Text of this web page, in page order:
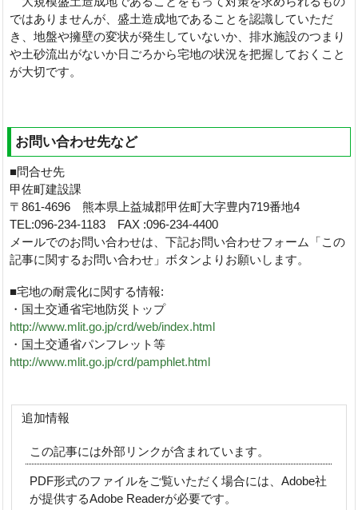
ではありませんが、盛土造成地であることを認識していただ
き、地盤や擁壁の変状が発生していないか、排水施設のつまり
や土砂流出がないか日ごろから宅地の状況を把握しておくこと
が大切です。
お問い合わせ先など
■問合せ先
甲佐町建設課
〒861-4696 熊本県上益城郡甲佐町大字豊内719番地4
TEL:096-234-1183 FAX :096-234-4400
メールでのお問い合わせは、下記お問い合わせフォーム「この
記事に関するお問い合わせ」ボタンよりお願いします。
■宅地の耐震化に関する情報:
・国土交通省宅地防災トップ
http://www.mlit.go.jp/crd/web/index.html
・国土交通省パンフレット等
http://www.mlit.go.jp/crd/pamphlet.html
追加情報
この記事には外部リンクが含まれています。
PDF形式のファイルをご覧いただく場合には、Adobe社
が提供するAdobe Readerが必要です。